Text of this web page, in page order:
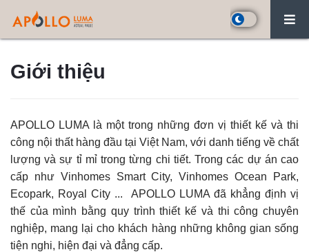
Giới thiệu
APOLLO LUMA là một trong những đơn vị thiết kế và thi
công nội thất hàng đầu tại Việt Nam, với danh tiếng về chất
lượng và sự tỉ mỉ trong từng chi tiết. Trong các dự án cao
cấp như Vinhomes Smart City, Vinhomes Ocean Park,
Ecopark, Royal City ... APOLLO LUMA đã khẳng định vị
thế của mình bằng quy trình thiết kế và thi công chuyên
nghiệp, mang lại cho khách hàng những không gian sống
tiện nghi, hiện đại và đẳng cấp.